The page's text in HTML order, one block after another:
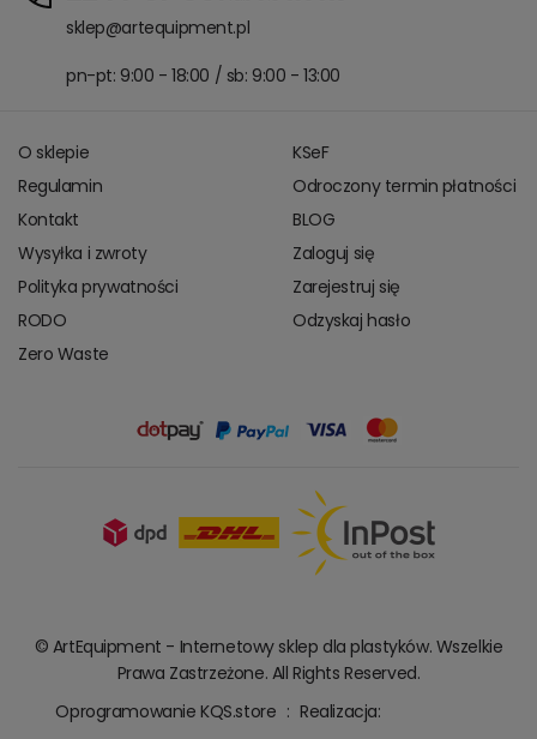
sklep@artequipment.pl
pn-pt: 9:00 - 18:00 / sb: 9:00 - 13:00
O sklepie
Regulamin
Kontakt
Wysyłka i zwroty
Polityka prywatności
RODO
Zero Waste
KSeF
Odroczony termin płatności
BLOG
Zaloguj się
Zarejestruj się
Odzyskaj hasło
© ArtEquipment - Internetowy sklep dla plastyków. Wszelkie
Prawa Zastrzeżone. All Rights Reserved.
Oprogramowanie KQS.store : Realizacja: